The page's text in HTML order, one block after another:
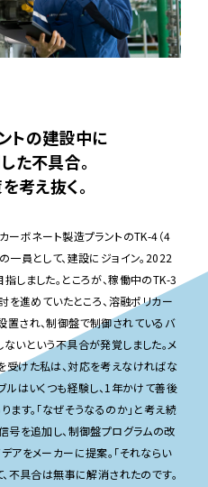
トの建設中に
た不具合。
考え抜く。
ーボネート製造プラントのTK-4（4
一員として、建設にジョイン。2022
しました。ところが、稼働中のTK-3
進めていたところ、溶融ポリカー
され、制御盤で制御されているバ
いという不具合が発覚しました。メ
受けた私は、対応を考えなければな
ルはいくつも経験し、1年かけて善後
ます。「なぜそうなるのか」と考え続
号を追加し、制御盤プログラムの改
アをメーカーに提案。「それならい
、不具合は無事に解消されたのです。